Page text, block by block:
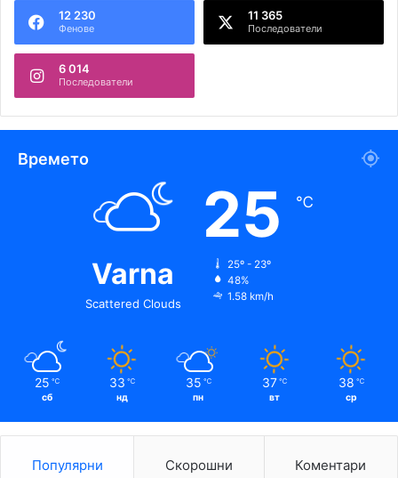
12 230
Фенове
11 365
Последователи
6 014
Последователи
Времето
Varna
Scattered Clouds
25 ℃
25º - 23º
48%
1.58 km/h
25 ℃
сб
33 ℃
нд
35 ℃
пн
37 ℃
вт
38 ℃
ср
Популярни Скорошни Коментари